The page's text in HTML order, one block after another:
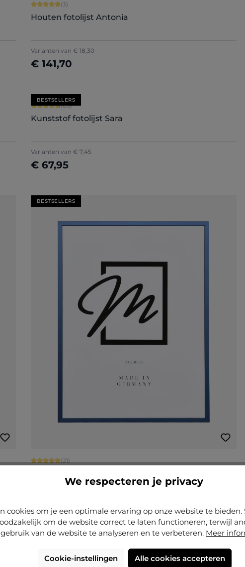
Gemiddelde waardering van 5 van 5 sterren
(3)
Houten fotolijst Antonia
Varianten van € 18,30
€ 141,70
Nu configureren
BESTSELLERS
Gemiddelde waardering van 4.71 van 5 sterren
(85)
Kunststof fotolijst Sara
Varianten van € 7,45
€ 67,95
Nu configureren
BESTSELLERS
Gemiddelde waardering van 5 van 5 sterren
(21)
Varianten van € 17,25
€ 219,60
Nu configureren
BESTSELLERS
Gemiddelde waardering van 4.71 van 5 sterren
(85)
We respecteren je privacy
cookies om je een optimale ervaring op onze website te bieden.
om de website correct te laten functioneren, terwijl
gebruik van de website te analyseren en te verbeteren. Meer
Cookie-instellingen Alle cookies accepteren